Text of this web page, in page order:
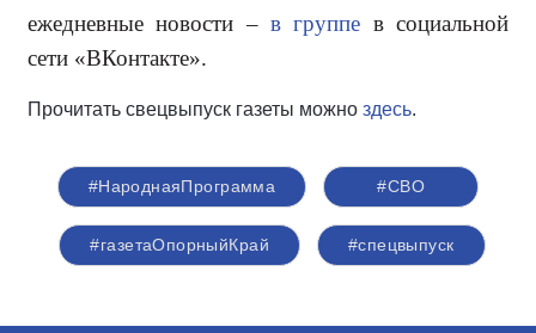
ежедневные новости – в группе в социальной
сети «ВКонтакте».
Прочитать свецвыпуск газеты можно здесь.
#НароднаяПрограмма #СВО
#газетаОпорныйКрай #спецвыпуск